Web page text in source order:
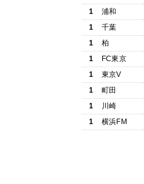
1
浦和
1
千葉
1
柏
1
FC東京
1
東京V
1
町田
1
川崎
1
横浜FM